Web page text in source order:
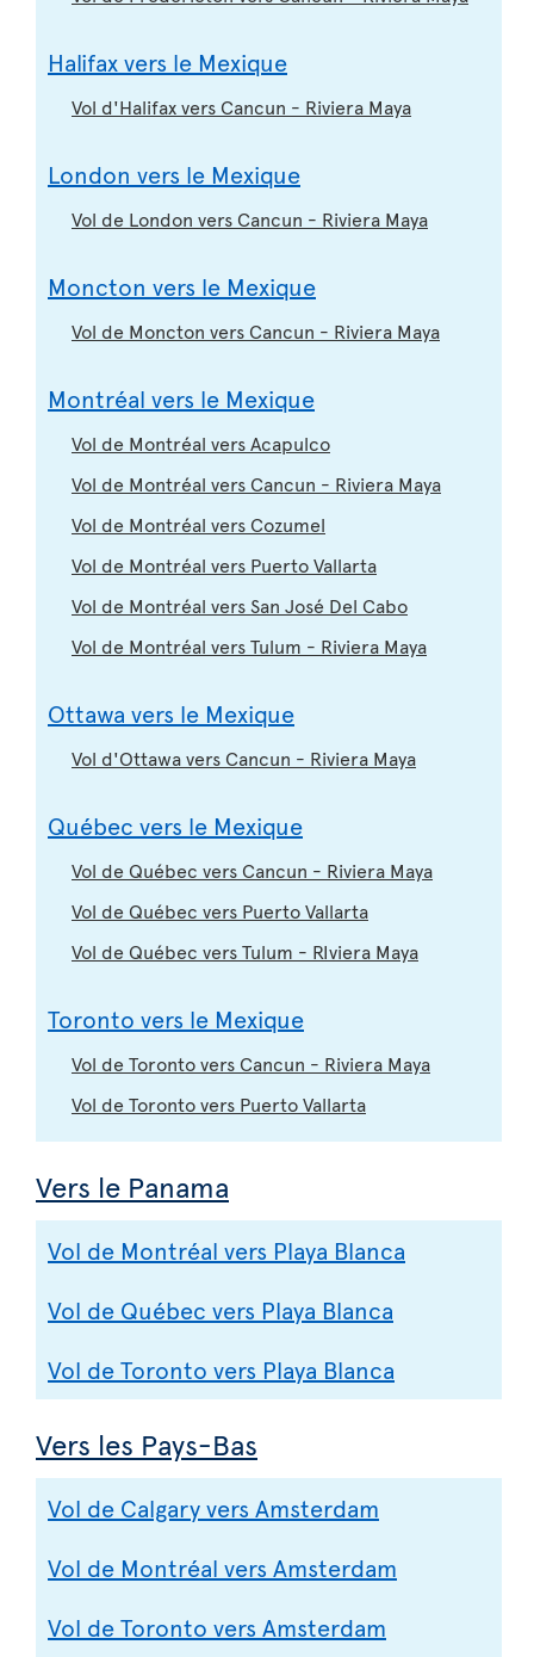
Halifax vers le Mexique
Vol d'Halifax vers Cancun - Riviera Maya
London vers le Mexique
Vol de London vers Cancun - Riviera Maya
Moncton vers le Mexique
Vol de Moncton vers Cancun - Riviera Maya
Montréal vers le Mexique
Vol de Montréal vers Acapulco
Vol de Montréal vers Cancun - Riviera Maya
Vol de Montréal vers Cozumel
Vol de Montréal vers Puerto Vallarta
Vol de Montréal vers San José Del Cabo
Vol de Montréal vers Tulum - Riviera Maya
Ottawa vers le Mexique
Vol d'Ottawa vers Cancun - Riviera Maya
Québec vers le Mexique
Vol de Québec vers Cancun - Riviera Maya
Vol de Québec vers Puerto Vallarta
Vol de Québec vers Tulum - RIviera Maya
Toronto vers le Mexique
Vol de Toronto vers Cancun - Riviera Maya
Vol de Toronto vers Puerto Vallarta
Vers le Panama
Vol de Montréal vers Playa Blanca
Vol de Québec vers Playa Blanca
Vol de Toronto vers Playa Blanca
Vers les Pays-Bas
Vol de Calgary vers Amsterdam
Vol de Montréal vers Amsterdam
Vol de Toronto vers Amsterdam